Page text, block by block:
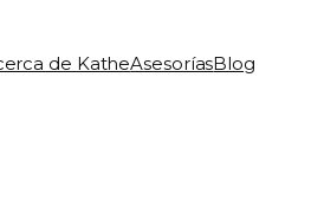
de KatheAsesoríasBlog